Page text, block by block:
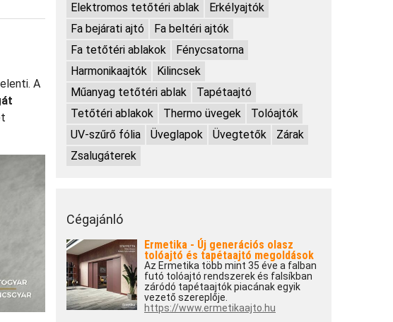
A
Elektromos tetőtéri ablak
Erkélyajtók
Fa bejárati ajtó
Fa beltéri ajtók
Fa tetőtéri ablakok
Fénycsatorna
Harmonikaajtók
Kilincsek
Műanyag tetőtéri ablak
Tapétaajtó
Tetőtéri ablakok
Thermo üvegek
Tolóajtók
UV-szűrő fólia
Üveglapok Üvegtetők
Zárak
Zsalugáterek
Cégajánló
Ermetika - Új generációs olasz
tolóajtó és tapétaajtó megoldások
Az Ermetika több mint 35 éve a falban
futó tolóajtó rendszerek és falsíkban
záródó tapétaajtók piacának egyik
vezető szereplője.
https://www.ermetikaajto.hu